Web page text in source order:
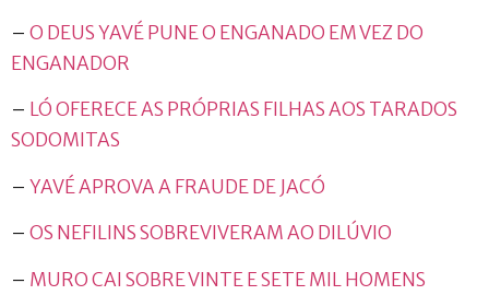
– O DEUS YAVÉ PUNE O ENGANADO EM VEZ DO
ENGANADOR
– LÓ OFERECE AS PRÓPRIAS FILHAS AOS TARADOS
SODOMITAS
– YAVÉ APROVA A FRAUDE DE JACÓ
– OS NEFILINS SOBREVIVERAM AO DILÚVIO
– MURO CAI SOBRE VINTE E SETE MIL HOMENS